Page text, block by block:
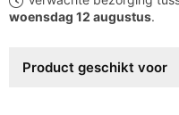
woensdag 12 augustus.
Product geschikt voor